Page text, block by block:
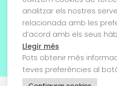
analitzar els nostres
relacionada amb les
d’acord amb els seus
Llegir més
Pots obtenir més
teves preferències al